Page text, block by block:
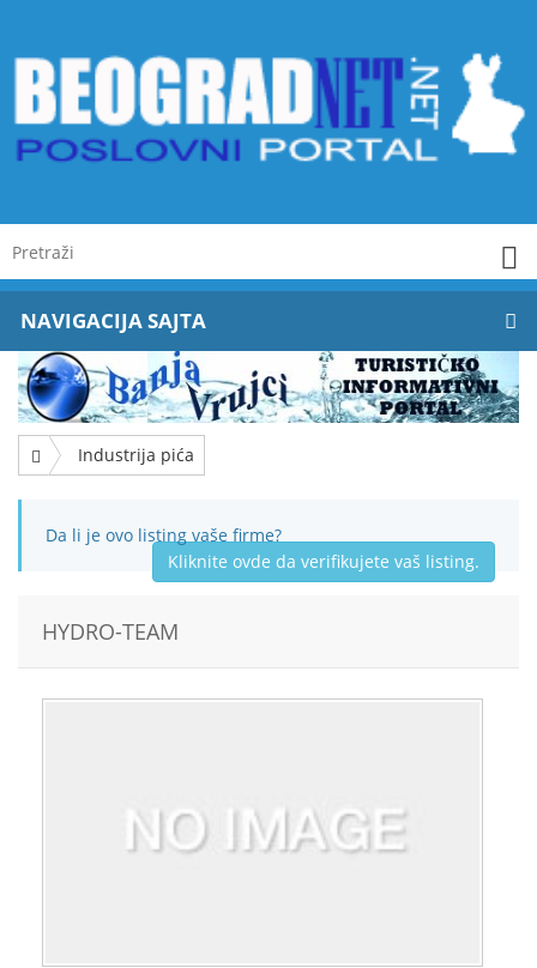
NAVIGACIJA SAJTA
Industrija pića
Da li je ovo listing vaše firme?
Kliknite ovde da verifikujete vaš listing.
HYDRO-TEAM